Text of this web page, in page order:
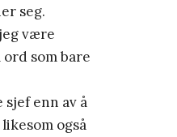
seg.
være
som bare
enn av å
også